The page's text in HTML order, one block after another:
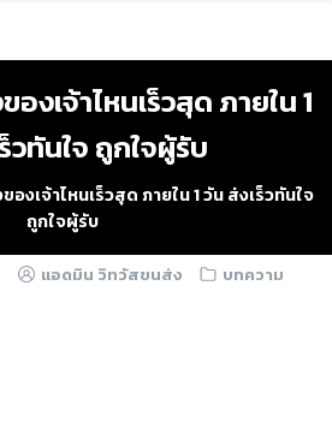
งเจ้าไหนเร็วสุด ภายใน 1
วทันใจ ถูกใจผู้รับ
งเจ้าไหนเร็วสุด ภายใน 1 วัน ส่งเร็วทันใจ
ถูกใจผู้รับ
แอดมิน วิทวัสขนส่ง บทความ